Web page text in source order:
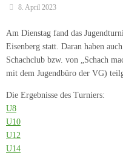
8. April 2023
Am Dienstag fand das
Eisenberg statt. Daran haben
Schachclub bzw. von „Schach
mit dem Jugendbüro der VG)
Die Ergebnisse des Turniers:
U8
U10
U12
U14